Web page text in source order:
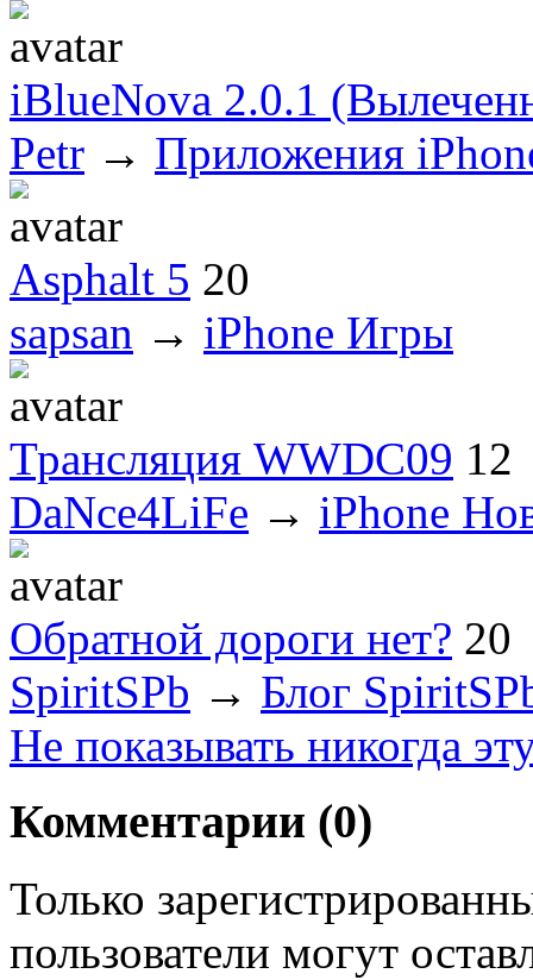
iBlueNova 2.0.1
Petr → Приложения
Asphalt 5 20
sapsan → iPhone Игры
Трансляция WWDC09 12
DaNce4LiFe → iPhone
Обратной дороги нет? 20
SpiritSPb → Блог
Не показывать никогда
Комментарии (0)
Только
пользователи могут